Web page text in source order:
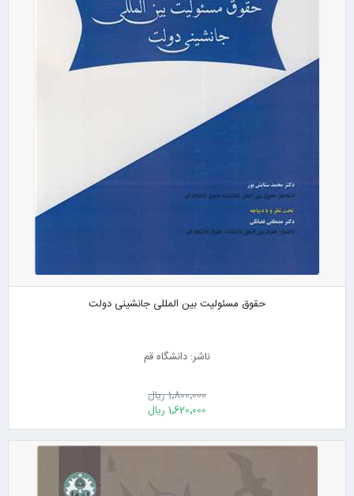
حقوق مسئولیت بین المللی جانشینی دولت
ناشر: دانشگاه قم
1٬800٬000 ریال
1٬620٬000 ریال